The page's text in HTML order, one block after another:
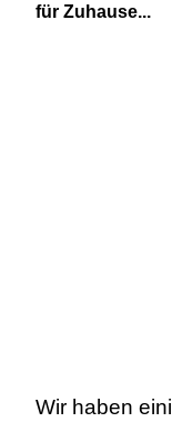
für Zuhause...
Wir haben